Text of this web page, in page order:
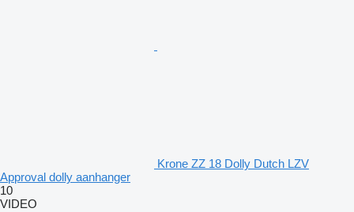
Krone ZZ 18 Dolly Dutch LZV
Approval dolly aanhanger
10
VIDEO